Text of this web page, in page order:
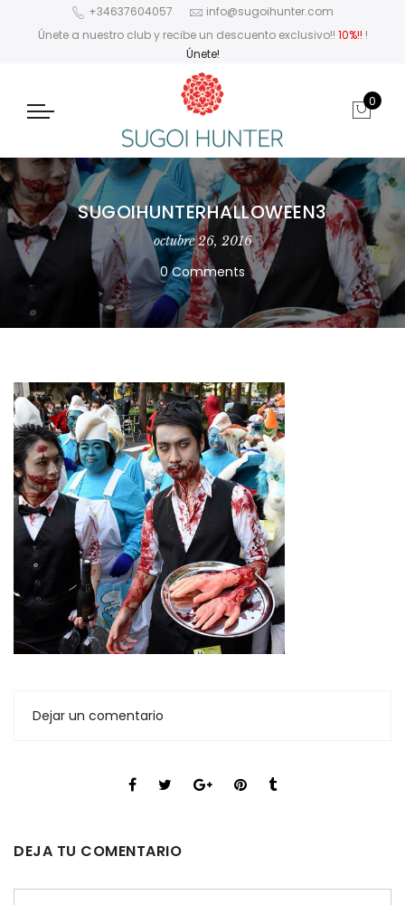
+34637604057
info@sugoihunter.com
Únete a nuestro club y recibe un descuento exclusivo!! 10%!! !
Únete!
0
SUGOIHUNTERHALLOWEEN3
octubre 26, 2016
0 Comments
Dejar un comentario
DEJA TU COMENTARIO